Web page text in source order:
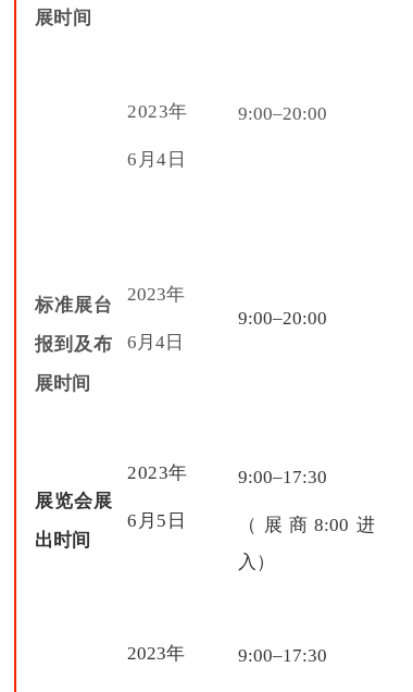
展时间
2023年
6月4日
9:00–20:00
标准展台
报到及布
展时间
2023年
6月4日
9:00–20:00
展览会展
出时间
2023年
6月5日
9:00–17:30
（展商8:00进
入）
2023年 9:00–17:30